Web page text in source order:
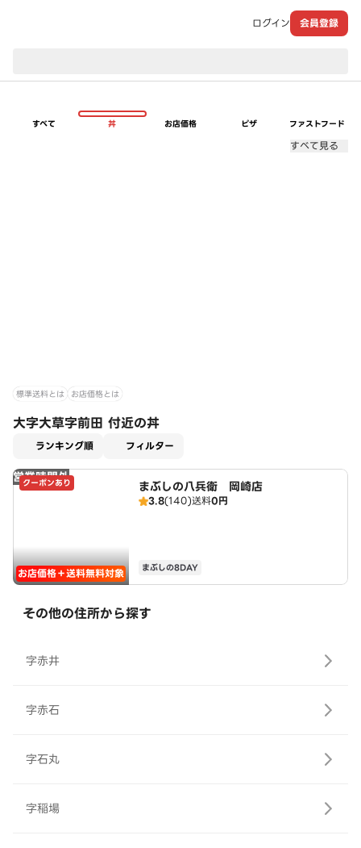
ログイン 会員登録
すべて 丼 お店価格 ピザ ファストフード
すべて見る
標準送料とは お店価格とは
大字大草字前田 付近の丼
ランキング順 フィルター
営業時間外
クーポンあり
お店価格＋送料無料対象
まぶしの八兵衛 岡崎店
3.8(140)送料0円
まぶしの8DAY
その他の住所から探す
字赤井
字赤石
字石丸
字稲場